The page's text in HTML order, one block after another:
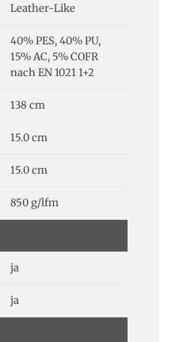
Leather-Like
40% PES, 40% PU,
15% AC, 5% COFR
nach EN 1021 1+2
138 cm
15.0 cm
15.0 cm
850 g/lfm
ja
ja